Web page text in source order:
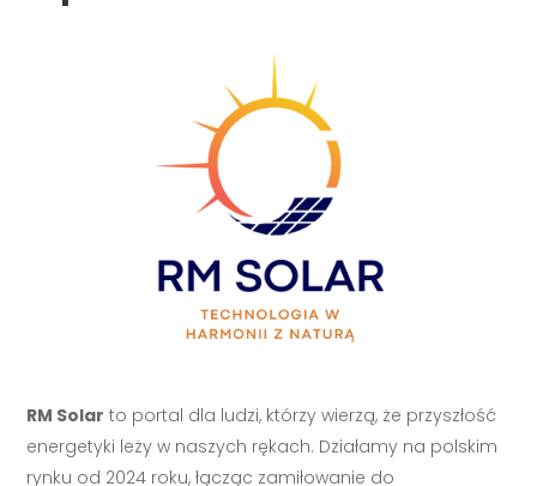
RM Solar to portal dla ludzi, którzy wierzą, że przyszłość
energetyki leży w naszych rękach. Działamy na polskim
rynku od 2024 roku, łącząc zamiłowanie do